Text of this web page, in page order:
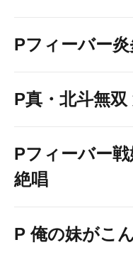
Pフィーバー
P真・北斗無双
Pフィーバー
絶唱
P 俺の妹がこ